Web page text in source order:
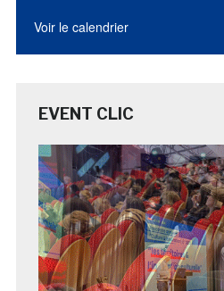
Voir le calendrier
EVENT CLIC